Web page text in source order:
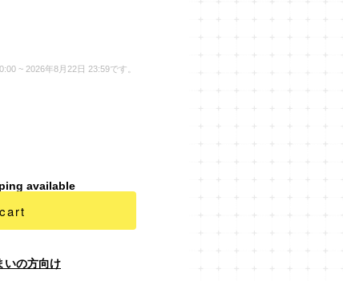
~ 2026年8月22日 23:59です。
available
いの方向け